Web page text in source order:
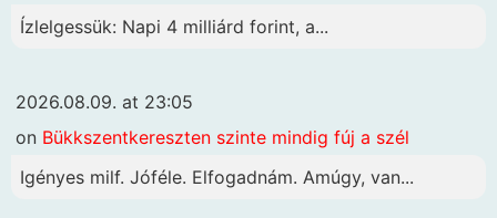
Ízlelgessük: Napi 4 milliárd forint, a...
2026.08.09. at 23:05
on Bükkszentkereszten szinte mindig fúj a szél
Igényes milf. Jóféle. Elfogadnám. Amúgy, van...